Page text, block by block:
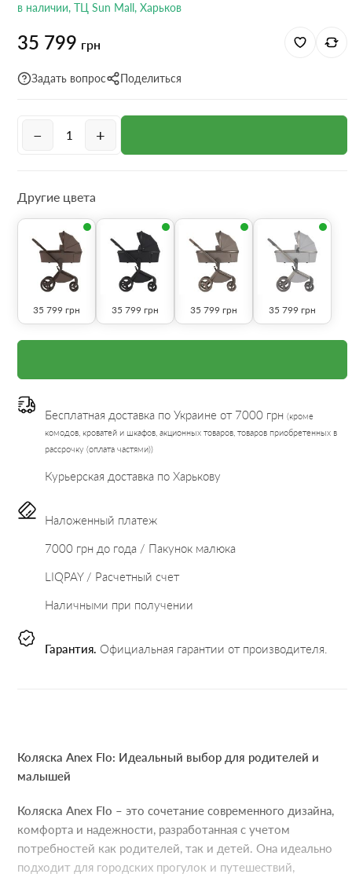
Коляска Anex Flo: Идеальный выбор для родителей и
малышей
Коляска Anex Flo – это сочетание современного дизайна,
комфорта и надежности, разработанная с учетом
потребностей как родителей, так и детей. Она идеально
подходит для городских прогулок и путешествий,
в наличии, ТЦ Sun Mall, Харьков
35 799 грн
Задать вопрос Поделиться
− +
Другие цвета
35 799 грн 35 799 грн 35 799 грн 35 799 грн
Бесплатная доставка по Украине от 7000 грн (кроме
комодов, кроватей и шкафов, акционных товаров, товаров приобретенных в
рассрочку (оплата частями))
Курьерская доставка по Харькову
Наложенный платеж
7000 грн до года / Пакунок малюка
LIQPAY / Расчетный счет
Наличными при получении
Гарантия. Официальная гарантии от производителя.